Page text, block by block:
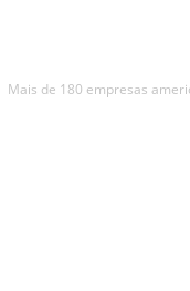
Mais de 180 empresas